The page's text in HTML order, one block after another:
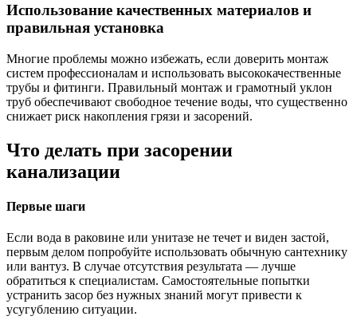
Использование качественных материалов и
правильная установка
Многие проблемы можно избежать, если доверить монтаж
систем профессионалам и использовать высококачественные
трубы и фитинги. Правильный монтаж и грамотный уклон
труб обеспечивают свободное течение воды, что существенно
снижает риск накопления грязи и засорений.
Что делать при засорении
канализации
Первые шаги
Если вода в раковине или унитазе не течет и виден застой,
первым делом попробуйте использовать обычную сантехнику
или вантуз. В случае отсутствия результата — лучше
обратиться к специалистам. Самостоятельные попытки
устранить засор без нужных знаний могут привести к
усугублению ситуации.